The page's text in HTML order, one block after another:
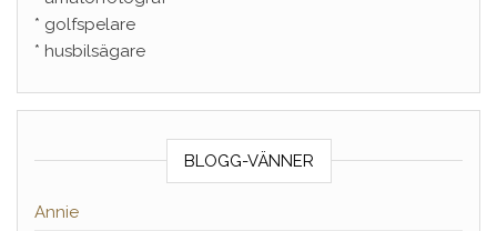
* golfspelare
* husbilsägare
BLOGG-VÄNNER
Annie